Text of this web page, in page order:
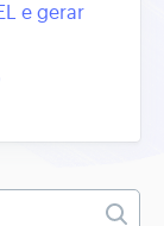
e gerar